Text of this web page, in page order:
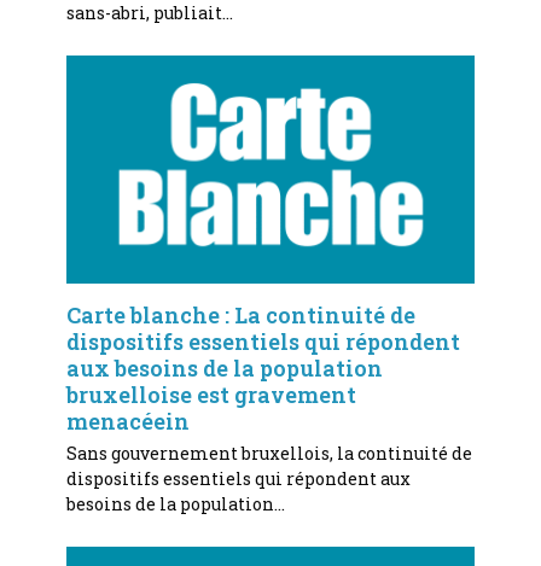
sans-abri, publiait…
Carte blanche : La continuité de
dispositifs essentiels qui répondent
aux besoins de la population
bruxelloise est gravement
menacéein
Sans gouvernement bruxellois, la continuité de
dispositifs essentiels qui répondent aux
besoins de la population…